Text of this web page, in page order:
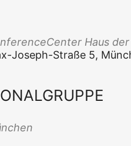
Haus
Joseph-Stra­ße 5,